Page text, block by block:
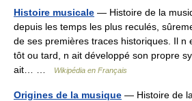
Histoire musicale — Histoire de la
depuis les temps les plus reculés,
de ses premières traces historiques. Il n
tôt ou tard, n ait développé son propre
ait… …
Wikipédia en Français
Origines de la musique — Histoire de